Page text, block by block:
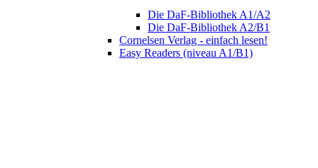
Die DaF-Bibliothek A1/A2
Die DaF-Bibliothek A2/B1
Cornelsen Verlag - einfach lesen!
Easy Readers (niveau A1/B1)